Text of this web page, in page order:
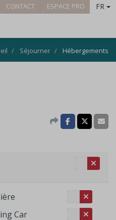
CONTACT ESPACE PRO FR
Séjourner Hébergements
Car